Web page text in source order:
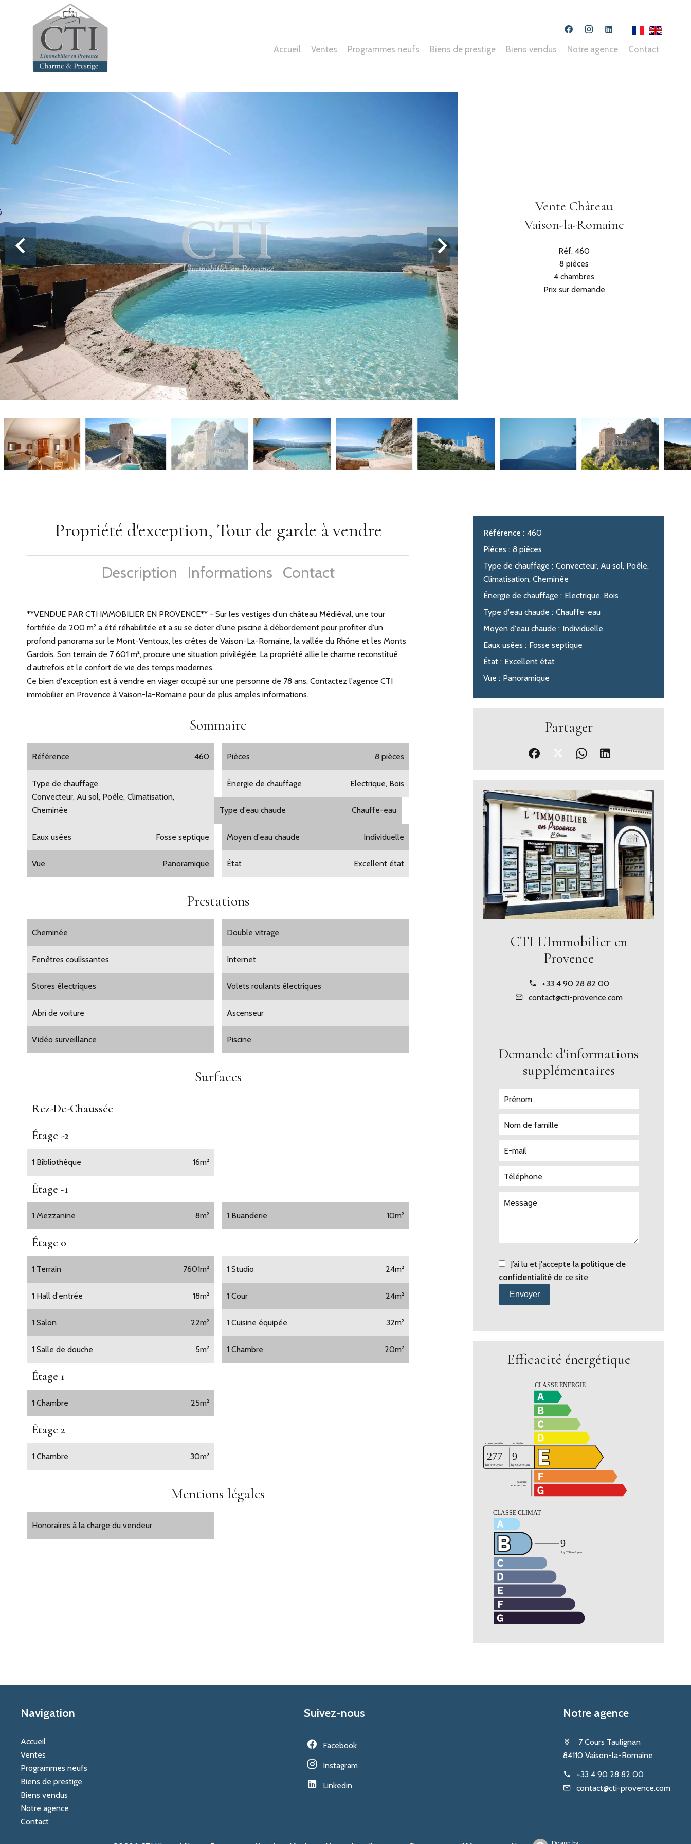
Accueil Ventes Programmes neufs Biens de prestige Biens vendus Notre agence Contact
Vente Château
Vaison-la-Romaine
Réf. 460
8 pièces
4 chambres
Prix sur demande
Propriété d'exception, Tour de garde à vendre
Description Informations Contact
**VENDUE PAR CTI IMMOBILIER EN PROVENCE** - Sur les vestiges d'un château Médiéval, une tour
fortifiée de 200 m² a été réhabilitée et a su se doter d'une piscine à débordement pour profiter d'un
profond panorama sur le Mont-Ventoux, les crêtes de Vaison-La-Romaine, la vallée du Rhône et les Monts
Gardois. Son terrain de 7 601 m², procure une situation privilégiée. La propriété allie le charme reconstitué
d'autrefois et le confort de vie des temps modernes.
Ce bien d'exception est à vendre en viager occupé sur une personne de 78 ans. Contactez l'agence CTI
immobilier en Provence à Vaison-la-Romaine pour de plus amples informations.
Sommaire
Référence 460 Pièces 8 pièces
Type de chauffage
Convecteur, Au sol, Poêle, Climatisation,
Cheminée
Énergie de chauffage Electrique, Bois
Type d'eau chaude Chauffe-eau
Moyen d'eau chaude Individuelle
Eaux usées Fosse septique
État Excellent état
Vue Panoramique
Prestations
Cheminée Double vitrage
Fenêtres coulissantes Internet
Stores électriques Volets roulants électriques
Abri de voiture Ascenseur
Vidéo surveillance Piscine
Surfaces
Rez-De-Chaussée
Étage -2
1 Bibliothèque 16m²
Étage -1
1 Mezzanine 8m² 1 Buanderie 10m²
Étage 0
1 Studio 24m²
1 Terrain 7601m²
1 Cour 24m²
1 Hall d'entrée 18m²
1 Cuisine équipée 32m²
1 Salon 22m²
1 Chambre 20m²
1 Salle de douche 5m²
Étage 1
1 Chambre 25m²
Étage 2
1 Chambre 30m²
Mentions légales
Honoraires à la charge du vendeur
Référence
460
Pièces
8 pièces
Type de chauffage
Convecteur, Au sol, Poêle,
Climatisation, Cheminée
Énergie de chauffage
Electrique, Bois
Type d'eau chaude
Chauffe-eau
Moyen d'eau chaude
Individuelle
Eaux usées
Fosse septique
État
Excellent état
Vue
Panoramique
Partager
CTI L'Immobilier en
Provence
+33 4 90 28 82 00
contact@cti-provence.com
Demande d'informations
supplémentaires
J’ai lu et j'accepte la politique de
confidentialité de ce site
Envoyer
Efficacité énergétique
Navigation
Accueil
Ventes
Programmes neufs
Biens de prestige
Biens vendus
Notre agence
Contact
Suivez-nous
Facebook
Instagram
Linkedin
Notre agence
7 Cours Taulignan
84110 Vaison-la-Romaine
+33 4 90 28 82 00
contact@cti-provence.com